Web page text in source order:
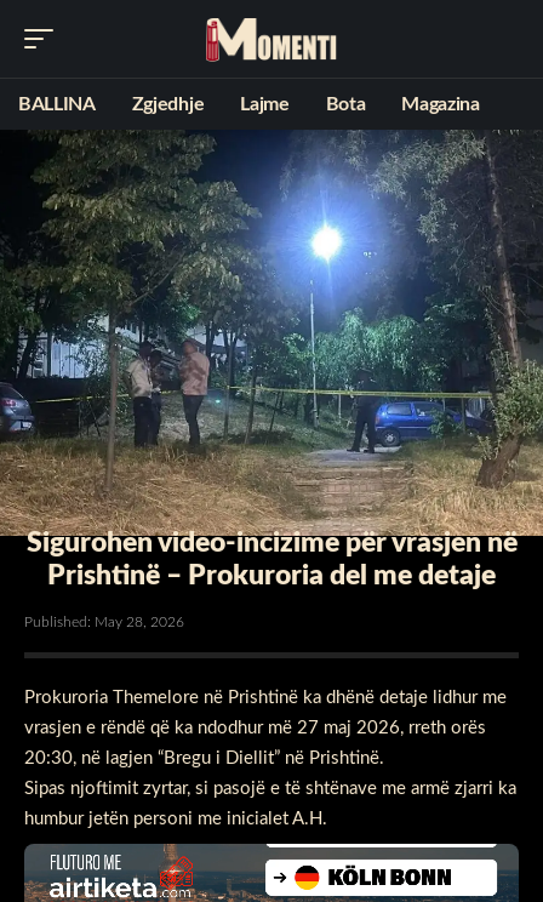
BALLINA Zgjedhje Lajme Bota Magazina
Sigurohen video-incizime për vrasjen në
Prishtinë – Prokuroria del me detaje
Published: May 28, 2026
Prokuroria Themelore në Prishtinë ka dhënë detaje lidhur me
vrasjen e rëndë që ka ndodhur më 27 maj 2026, rreth orës
20:30, në lagjen “Bregu i Diellit” në Prishtinë.
Sipas njoftimit zyrtar, si pasojë e të shtënave me armë zjarri ka
humbur jetën personi me inicialet A.H.